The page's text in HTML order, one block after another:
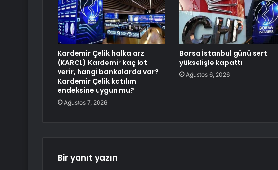
Kardemir Çelik halka arz
(KARCL) Kardemir kaç lot
verir, hangi bankalarda var?
Kardemir Çelik katılım
endeksine uygun mu?
Ağustos 7, 2026
Borsa İstanbul günü sert
yükselişle kapattı
Ağustos 6, 2026
Bir yanıt yazın